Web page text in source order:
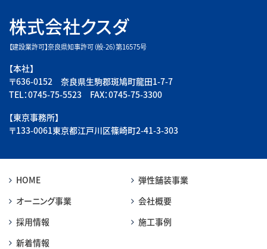
株式会社クスダ
【建設業許可】奈良県知事許可（般-26）第16575号
【本社】
〒636-0152 奈良県生駒郡斑鳩町龍田1-7-7
TEL：0745-75-5523 FAX：0745-75-3300
【東京事務所】
〒133-0061東京都江戸川区篠崎町2-41-3-303
HOME
弾性舗装事業
オーニング事業
会社概要
採用情報
施工事例
新着情報